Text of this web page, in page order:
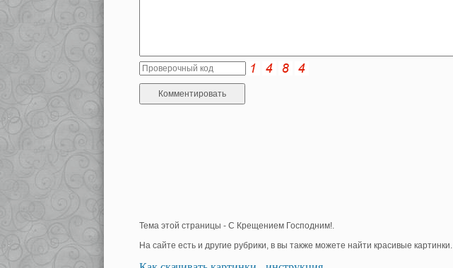
Тема этой страницы - С Крещением Господним!.
На сайте есть и другие рубрики, в вы также можете найти красивые картинки.